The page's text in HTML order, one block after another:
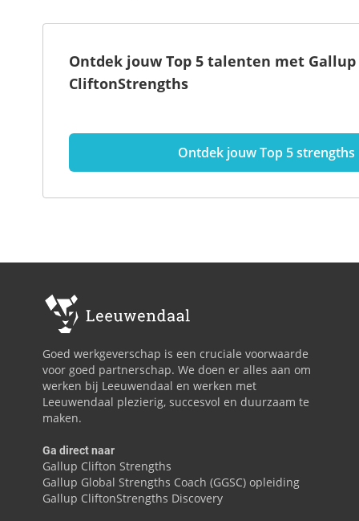
Ontdek jouw Top 5 talenten met Gallup
CliftonStrengths
Ontdek jouw Top 5 strengths
Goed werkgeverschap is een cruciale voorwaarde
voor goed partnerschap. We doen er alles aan om
werken bij Leeuwendaal en werken met
Leeuwendaal plezierig, succesvol en duurzaam te
maken.
Ga direct naar
Gallup Clifton Strengths
Gallup Global Strengths Coach (GGSC) opleiding
Gallup CliftonStrengths Discovery